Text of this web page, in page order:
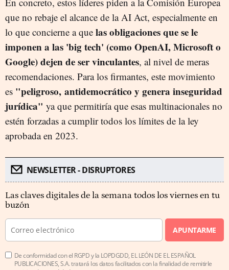
que no rebaje el alcance de la AI Act, especialmente en
lo que concierne a que las obligaciones que se le
imponen a las 'big tech' (como OpenAI, Microsoft o
Google) dejen de ser vinculantes, al nivel de meras
recomendaciones. Para los firmantes, este movimiento
es "peligroso, antidemocrático y genera inseguridad
jurídica" ya que permitiría que esas multinacionales no
estén forzadas a cumplir todos los límites de la ley
aprobada en 2023.
NEWSLETTER - DISRUPTORES
Las claves digitales de la semana todos los viernes en tu
buzón
APUNTARME
De conformidad con el RGPD y la LOPDGDD, EL LEÓN DE EL ESPAÑOL
PUBLICACIONES, S.A. tratará los datos facilitados con la finalidad de remitirle